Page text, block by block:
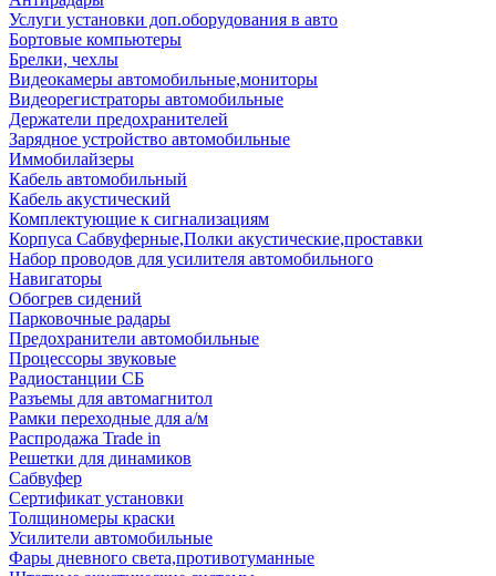
Услуги установки доп.оборудования в авто
Бортовые компьютеры
Брелки, чехлы
Видеокамеры автомобильные,мониторы
Видеорегистраторы автомобильные
Держатели предохранителей
Зарядное устройство автомобильные
Иммобилайзеры
Кабель автомобильный
Кабель акустический
Комплектующие к сигнализациям
Корпуса Сабвуферные,Полки акустические,проставки
Набор проводов для усилителя автомобильного
Навигаторы
Обогрев сидений
Парковочные радары
Предохранители автомобильные
Процессоры звуковые
Радиостанции СБ
Разъемы для автомагнитол
Рамки переходные для а/м
Распродажа Trade in
Решетки для динамиков
Сабвуфер
Сертификат установки
Толщиномеры краски
Усилители автомобильные
Фары дневного света,противотуманные